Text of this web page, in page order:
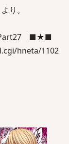
り。
Part27 ■★■
hneta/1102